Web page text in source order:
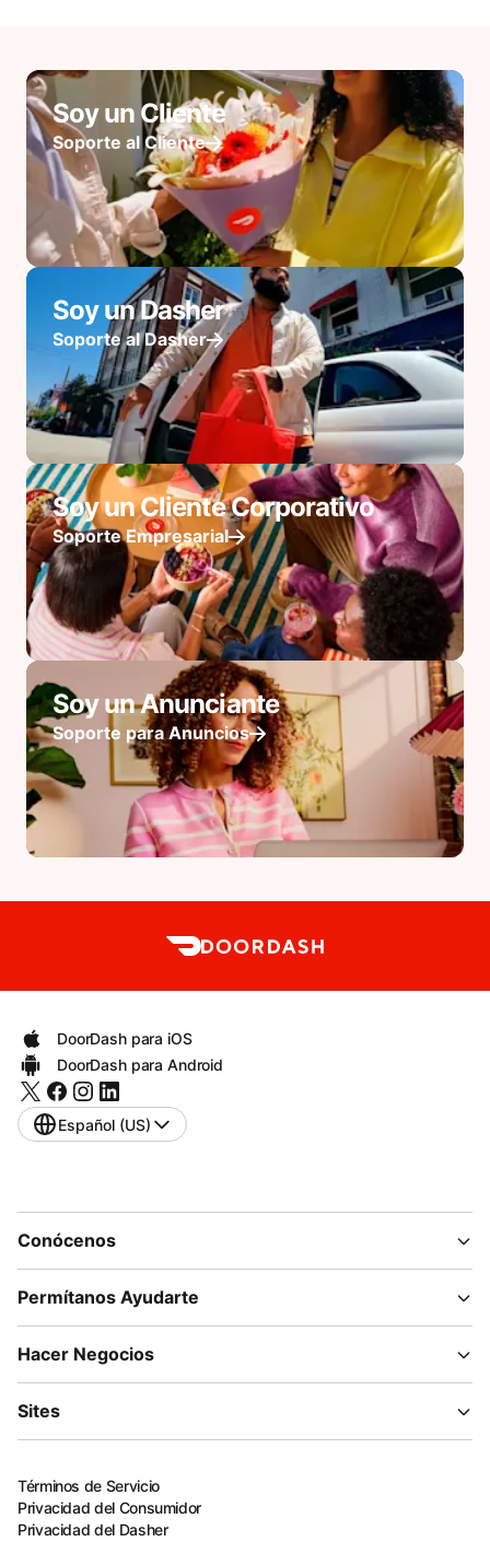
Soy un Cliente
Soporte al Cliente
Soy un Dasher
Soporte al Dasher
Soy un Cliente Corporativo
Soporte Empresarial
Soy un Anunciante
Soporte para Anuncios
DoorDash para iOS
DoorDash para Android
Español (US)
Conócenos
Permítanos Ayudarte
Hacer Negocios
Sites
Términos de Servicio
Privacidad del Consumidor
Privacidad del Dasher